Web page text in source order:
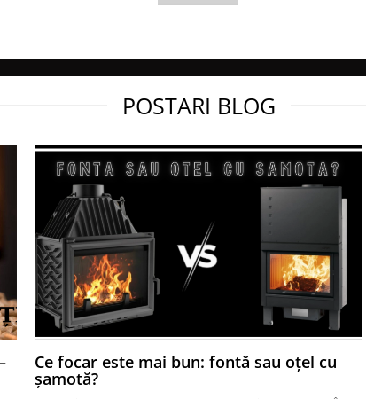
intre o camera de
in negru. Minimalismul
SIMPLE este un
perfecte si
vor crea o atmosfera
Semineul finisat SIMPLE
iar frumoasa vedere a focului
toata lumea. Produsul nostru
Box alb montat la clienti acasa
POSTARI BLOG
Ce focar este mai bun: fontă sau oțel cu
șamotă?